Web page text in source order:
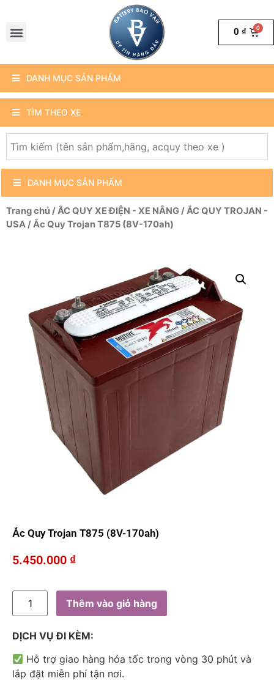
0 ₫
DANH MỤC SẢN PHẨM
TÌM THEO XE
DANH MỤC SẢN PHẨM
Trang chủ/ẮC QUY XE ĐIỆN - XE NÂNG/ẮC QUY TROJAN -
USA/ Ắc Quy Trojan T875 (8V-170ah)
Ắc Quy Trojan T875 (8V-170ah)
5.450.000 ₫
Thêm vào giỏ hàng
DỊCH VỤ ĐI KÈM:
Hỗ trợ giao hàng hỏa tốc trong vòng 30 phút và
lắp đặt miễn phí tận nơi.